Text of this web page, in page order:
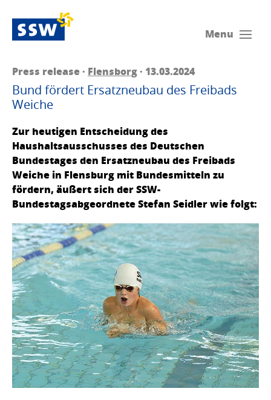
Menu
Press release · Flensborg· 13.03.2024
Bund fördert Ersatzneubau des Freibads
Weiche
Zur heutigen Entscheidung des
Haushaltsausschusses des Deutschen
Bundestages den Ersatzneubau des Freibads
Weiche in Flensburg mit Bundesmitteln zu
fördern, äußert sich der SSW-
Bundestagsabgeordnete Stefan Seidler wie folgt: